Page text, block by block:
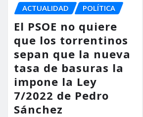
ACTUALIDAD POLÍTICA
El PSOE no quiere
que los torrentinos
sepan que la nueva
tasa de basuras la
impone la Ley
7/2022 de Pedro
Sánchez